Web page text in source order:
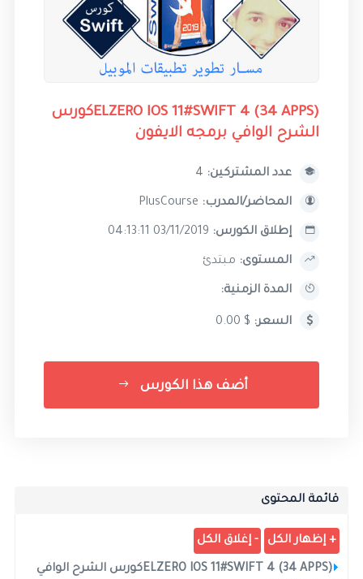
ELZERO IOS 11#SWIFT 4 (34 APPS)كورس
الشرح الوافي برمجه الايفون
عدد المشتركين:
المحاضر/المدرب:
إطلاق الكورس:
المستوى: مبتدئ
المدة الزمنية:
السعر: $ 0.00
أضف هذا الكورس
قائمة المحتوى
ELZERO IOS 11#SWIFT 4 (34 APPS)كورس الشرح الوافي